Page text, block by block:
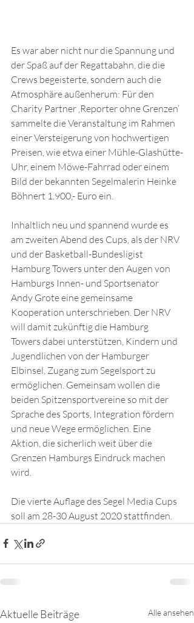
Es war aber nicht nur die Spannung und
der Spaß auf der Regattabahn, die die
Crews begeisterte, sondern auch die
Atmosphäre außenherum: Für den
Charity Partner ‚Reporter ohne Grenzen‘
sammelte die Veranstaltung im Rahmen
einer Versteigerung von hochwertigen
Preisen, wie etwa einer Mühle-Glashütte-
Uhr, einem Möwe-Fahrrad oder einem
Bild der bekannten Segelmalerin Heinke
Böhnert 1.900,- Euro ein.
Inhaltlich neu und spannend wurde es
am zweiten Abend des Cups, als der NRV
und der Basketball-Bundesligist
Hamburg Towers unter den Augen von
Hamburgs Innen- und Sportsenator
Andy Grote eine gemeinsame
Kooperation unterschrieben. Der NRV
will damit zukünftig die Hamburg
Towers dabei unterstützen, Kindern und
Jugendlichen von der Hamburger
Elbinsel, Zugang zum Segelsport zu
ermöglichen. Gemeinsam wollen die
beiden Spitzensportvereine so mit der
Sprache des Sports, Integration fördern
und neue Wege ermöglichen. Eine
Aktion, die sicherlich weit über die
Grenzen Hamburgs Eindruck machen
wird.
Die vierte Auflage des Segel Media Cups
soll am 28-30 August 2020 stattfinden.
Aktuelle Beiträge Alle ansehen